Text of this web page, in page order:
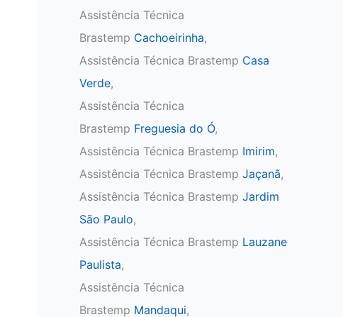
Assistência Técnica
Brastemp Cachoeirinha,
Assistência Técnica Brastemp Casa
Verde,
Assistência Técnica
Brastemp Freguesia do Ó,
Assistência Técnica Brastemp Imirim,
Assistência Técnica Brastemp Jaçanã,
Assistência Técnica Brastemp Jardim
São Paulo,
Assistência Técnica Brastemp Lauzane
Paulista,
Assistência Técnica
Brastemp Mandaqui,